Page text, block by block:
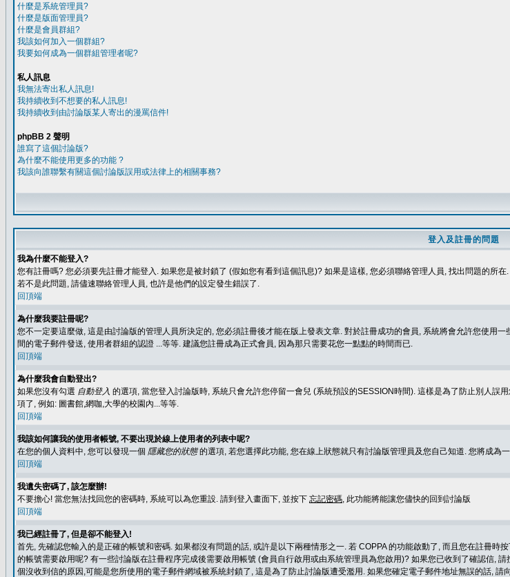
什麼是系統管理員?
什麼是版面管理員?
什麼是會員群組?
我該如何加入一個群組?
我要如何成為一個群組管理者呢?
私人訊息
我無法寄出私人訊息!
我持續收到不想要的私人訊息!
我持續收到由討論版某人寄出的漫罵信件!
phpBB 2 聲明
誰寫了這個討論版?
為什麼不能使用更多的功能 ?
我該向誰聯繫有關這個討論版誤用或法律上的相關事務?
登入及註冊的問題
我為什麼不能登入?
您有註冊嗎? 您必須要先註冊才能登入. 如果您是被封鎖了 (假如您有看到這個訊息)? 如果是這樣, 您必須聯絡管理人員, 找出問題的所
若不是此問題, 請儘速聯絡管理人員, 也許是他們的設定發生錯誤了.
回頂端
為什麼我要註冊呢?
您不一定要這麼做, 這是由討論版的管理人員所決定的, 您必須註冊後才能在版上發表文章. 對於註冊成功的會員, 系統將會允許您使用
間的電子郵件發送, 使用者群組的認證 ...等等. 建議您註冊成為正式會員, 因為那只需要花您一點點的時間而已.
回頂端
為什麼我會自動登出?
如果您沒有勾選 自動登入 的選項, 當您登入討論版時, 系統只會允許您停留一會兒 (系統預設的SESSION時間). 這樣是為了防止別人
項了, 例如: 圖書館,網咖,大學的校園內...等等.
回頂端
我該如何讓我的使用者帳號, 不要出現於線上使用者的列表中呢?
在您的個人資料中, 您可以發現一個 隱藏您的狀態的選項, 若您選擇此功能, 您在線上狀態就只有討論版管理員及您自己知道. 您將成為
回頂端
我遺失密碼了, 該怎麼辦!
不要擔心! 當您無法找回您的密碼時, 系統可以為您重設. 請到登入畫面下, 並按下 忘記密碼, 此功能將能讓您儘快的回到討論版
回頂端
我已經註冊了, 但是卻不能登入!
首先, 先確認您輸入的是正確的帳號和密碼. 如果都沒有問題的話, 或許是以下兩種情形之一. 若 COPPA 的功能啟動了, 而且您在註冊時按
的帳號需要啟用呢? 有一些討論版在註冊程序完成後需要啟用帳號 (會員自行啟用或由系統管理員為您啟用)? 如果您已收到了確認信,
個沒收到信的原因,可能是您所使用的電子郵件網域被系統封鎖了, 這是為了防止討論版遭受濫用. 如果您確定電子郵件地址無誤的話, 請